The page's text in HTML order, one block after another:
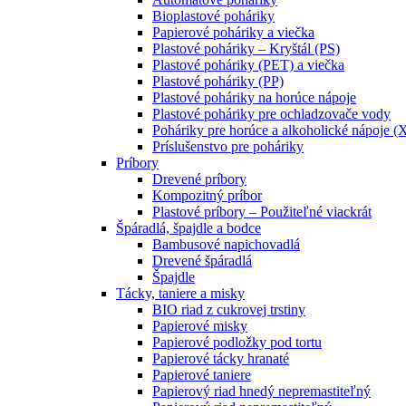
Bioplastové poháriky
Papierové poháriky a viečka
Plastové poháriky – Kryštál (PS)
Plastové poháriky (PET) a viečka
Plastové poháriky (PP)
Plastové poháriky na horúce nápoje
Plastové poháriky pre ochladzovače vody
Poháriky pre horúce a alkoholické nápoje
Príslušenstvo pre poháriky
Príbory
Drevené príbory
Kompozitný príbor
Plastové príbory – Použiteľné viackrát
Špáradlá, špajdle a bodce
Bambusové napichovadlá
Drevené špáradlá
Špajdle
Tácky, taniere a misky
BIO riad z cukrovej trstiny
Papierové misky
Papierové podložky pod tortu
Papierové tácky hranaté
Papierové taniere
Papierový riad hnedý nepremastiteľný